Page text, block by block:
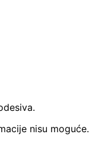
nisu moguće.